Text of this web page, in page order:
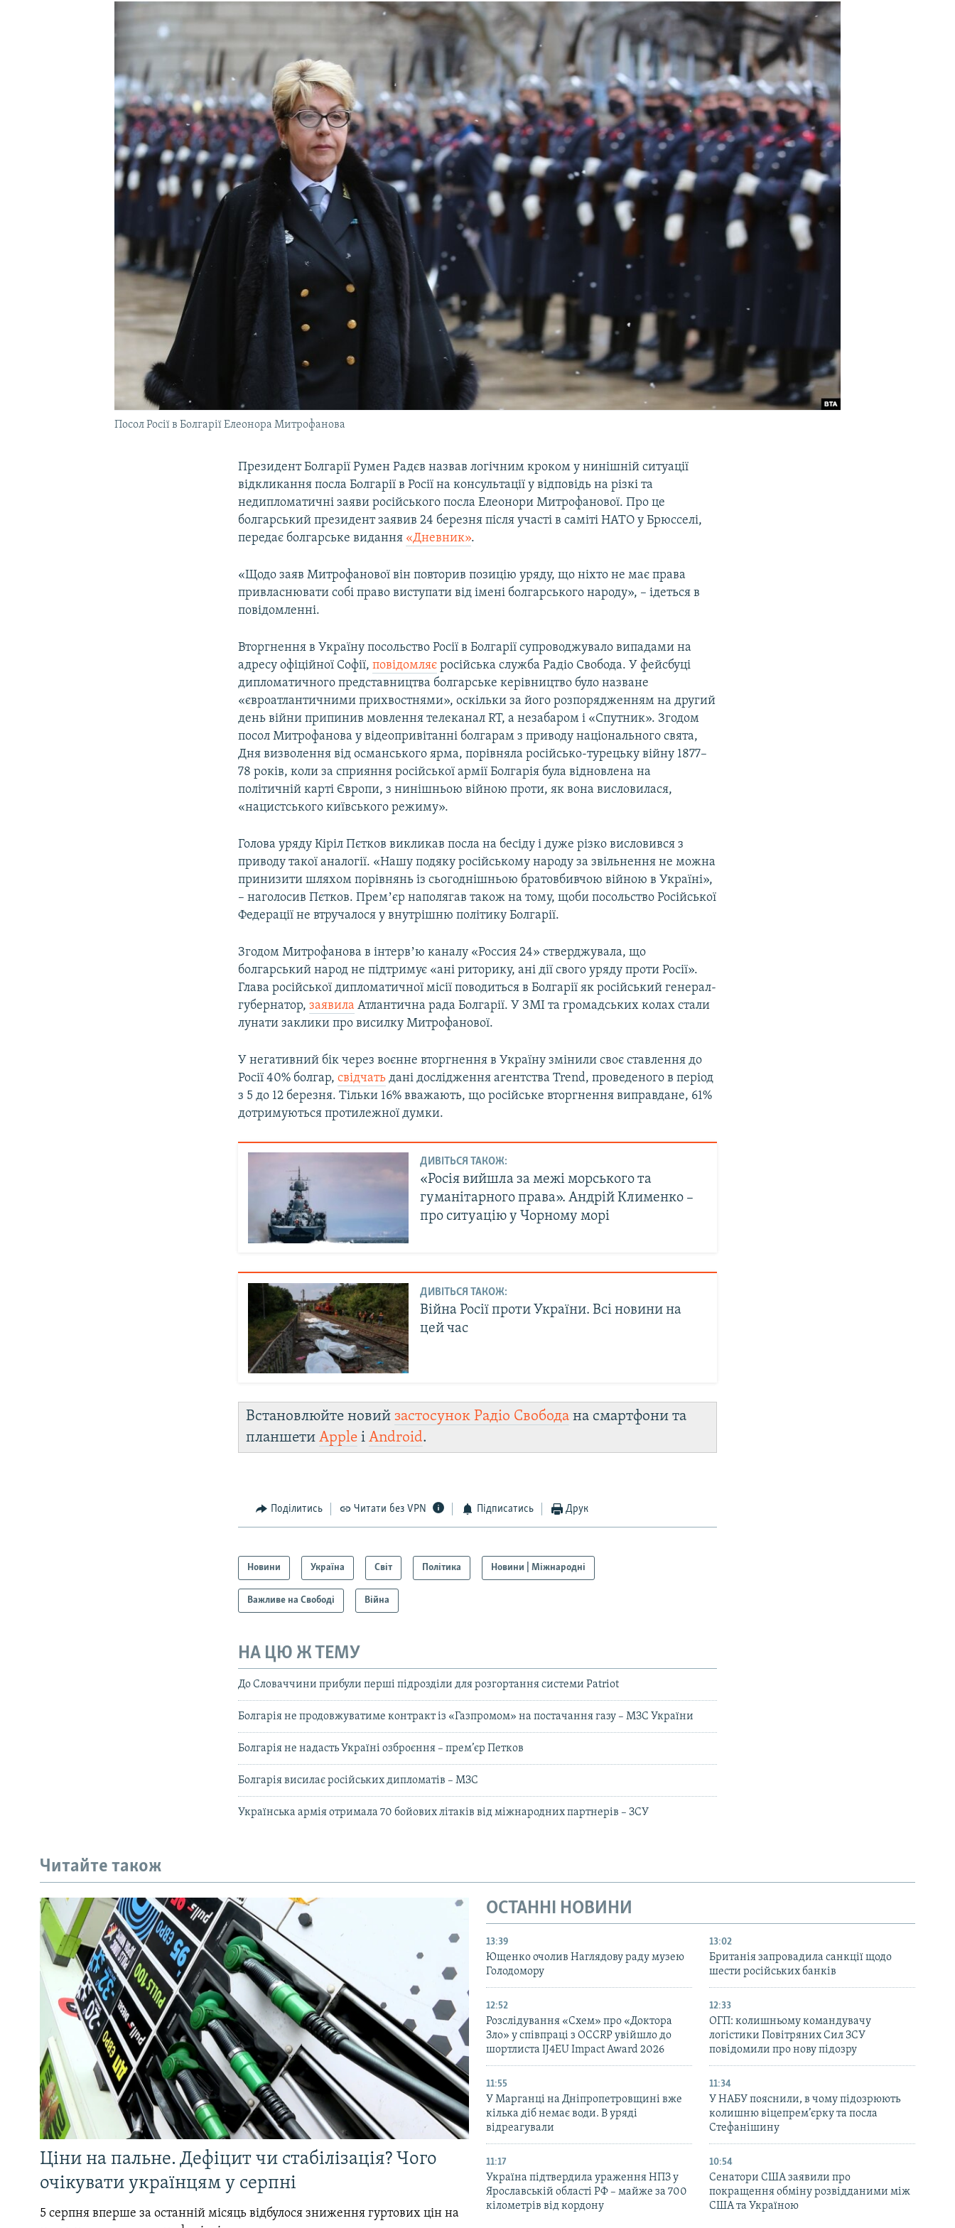
Посол Росії в Болгарії Елеонора Митрофанова
Президент Болгарії Румен Радєв назвав логічним кроком у нинішній ситуації
відкликання посла Болгарії в Росії на консультації у відповідь на різкі та
недипломатичні заяви російського посла Елеонори Митрофанової. Про це
болгарський президент заявив 24 березня після участі в саміті НАТО у Брюсселі,
передає болгарське видання «Дневник».
«Щодо заяв Митрофанової він повторив позицію уряду, що ніхто не має права
привласнювати собі право виступати від імені болгарського народу», – ідеться в
повідомленні.
Вторгнення в Україну посольство Росії в Болгарії супроводжувало випадами на
адресу офіційної Софії,повідомляє російська служба Радіо Свобода. У фейсбуці
дипломатичного представництва болгарське керівництво було назване
«євроатлантичними прихвостнями», оскільки за його розпорядженням на другий
день війни припинив мовлення телеканал RT, а незабаром і «Спутник». Згодом
посол Митрофанова у відеопривітанні болгарам з приводу національного свята,
Дня визволення від османського ярма, порівняла російсько-турецьку війну 1877–
78 років, коли за сприяння російської армії Болгарія була відновлена на
політичній карті Європи, з нинішньою війною проти, як вона висловилася,
«нацистського київського режиму».
Голова уряду Кіріл Пєтков викликав посла на бесіду і дуже різко висловився з
приводу такої аналогії. «Нашу подяку російському народу за звільнення не можна
принизити шляхом порівнянь із сьогоднішньою братовбивчою війною в Україні»,
– наголосив Пєтков. Премʼєр наполягав також на тому, щоби посольство Російської
Федерації не втручалося у внутрішню політику Болгарії.
Згодом Митрофанова в інтервʼю каналу «Россия 24» стверджувала, що
болгарський народ не підтримує «ані риторику, ані дії свого уряду проти Росії».
Глава російської дипломатичної місії поводиться в Болгарії як російський генерал-
губернатор,заявила Атлантична рада Болгарії. У ЗМІ та громадських колах стали
лунати заклики про висилку Митрофанової.
У негативний бік через воєнне вторгнення в Україну змінили своє ставлення до
Росії 40% болгар,свідчать дані дослідження агентства Trend, проведеного в період
з 5 до 12 березня. Тільки 16% вважають, що російське вторгнення виправдане, 61%
дотримуються протилежної думки.
ДИВІТЬСЯ ТАКОЖ:
«Росія вийшла за межі морського та
гуманітарного права». Андрій Клименко –
про ситуацію у Чорному морі
ДИВІТЬСЯ ТАКОЖ:
Війна Росії проти України. Всі новини на
цей час
Встановлюйте новийзастосунок Радіо Свобода на смартфони та
планшетиApple іAndroid.
Поділитись Читати без VPN Підписатись Друк
Новини Україна Світ Політика Новини | Міжнародні
Важливе на Свободі Війна
НА ЦЮ Ж ТЕМУ
До Словаччини прибули перші підрозділи для розгортання системи Patriot
Болгарія не продовжуватиме контракт із «Газпромом» на постачання газу – МЗС України
Болгарія не надасть Україні озброєння – прем’єр Петков
Болгарія висилає російських дипломатів – МЗС
Українська армія отримала 70 бойових літаків від міжнародних партнерів – ЗСУ
Читайте також
Ціни на пальне. Дефіцит чи стабілізація? Чого
очікувати українцям у серпні
5 серпня вперше за останній місяць відбулося зниження гуртових цін на
ОСТАННІ НОВИНИ
13:39
Ющенко очолив Наглядову раду музею
Голодомору
13:02
Британія запровадила санкції щодо
шести російських банків
12:52
Розслідування «Схем» про «Доктора
Зло» у співпраці з OCCRP увійшло до
шортлиста IJ4EU Impact Award 2026
12:33
ОГП: колишньому командувачу
логістики Повітряних Сил ЗСУ
повідомили про нову підозру
11:55
У Марганці на Дніпропетровщині вже
кілька діб немає води. В уряді
відреагували
11:34
У НАБУ пояснили, в чому підозрюють
колишню віцепрем’єрку та посла
Стефанішину
11:17
Україна підтвердила ураження НПЗ у
Ярославській області РФ – майже за 700
кілометрів від кордону
10:54
Сенатори США заявили про
покращення обміну розвідданими між
США та Україною